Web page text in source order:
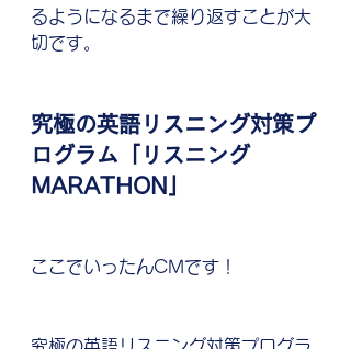
るようになるまで繰り返すことが大
切です。
究極の英語リスニング対策プ
ログラム「リスニング
MARATHON」
ここでいったんCMです！
究極の英語リスニング対策プログラ